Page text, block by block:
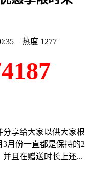
热度 1277
分享给大家以供大家根
月份一直都是保持的2
且在赠送时长上还...